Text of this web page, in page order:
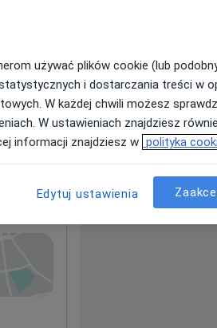
używać plików cookie (lub
i dostarczania treści w
W każdej chwili możesz
W ustawieniach znajdziesz
informacji znajdziesz w polityka
Edytuj ustawienia